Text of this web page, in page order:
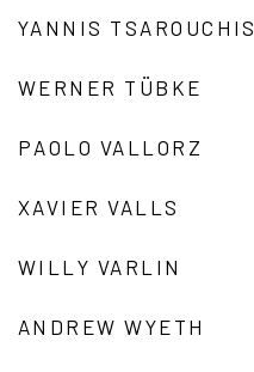
YANNIS TSAROUCHIS
WERNER TÜBKE
PAOLO VALLORZ
XAVIER VALLS
WILLY VARLIN
ANDREW WYETH